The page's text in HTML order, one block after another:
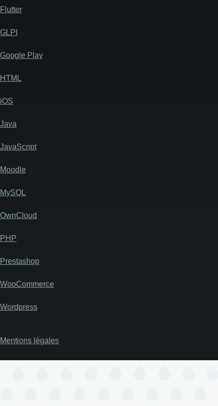
Flutter
GLPI
Google Play
HTML
iOS
Java
JavaScript
Moodle
MySQL
OwnCloud
PHP
Prestashop
WooCommerce
Wordpress
Pied
page
Mentions légales